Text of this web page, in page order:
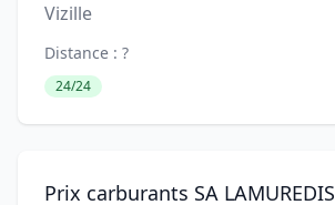
Vizille
Distance : ?
24/24
Prix carburants SA LAMUREDIS